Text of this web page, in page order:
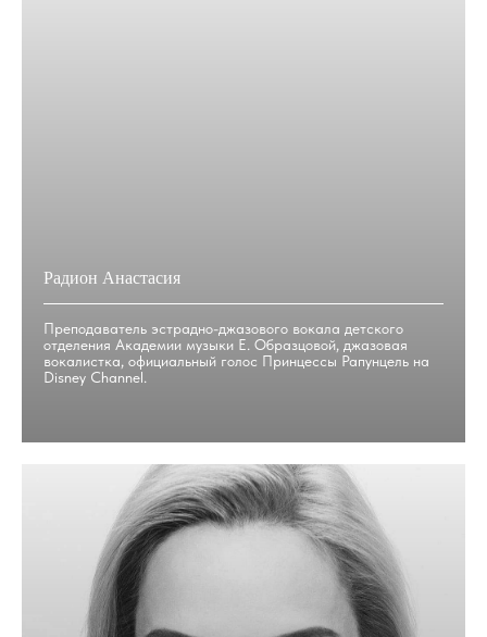
Радион Анастасия
Преподаватель эстрадно-джазового вокала детского
отделения Академии музыки Е. Образцовой, джазовая
вокалистка, официальный голос Принцессы Рапунцель на
Disney Channel.